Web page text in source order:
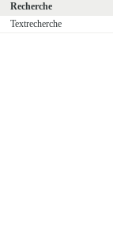
Recherche
Textrecherche